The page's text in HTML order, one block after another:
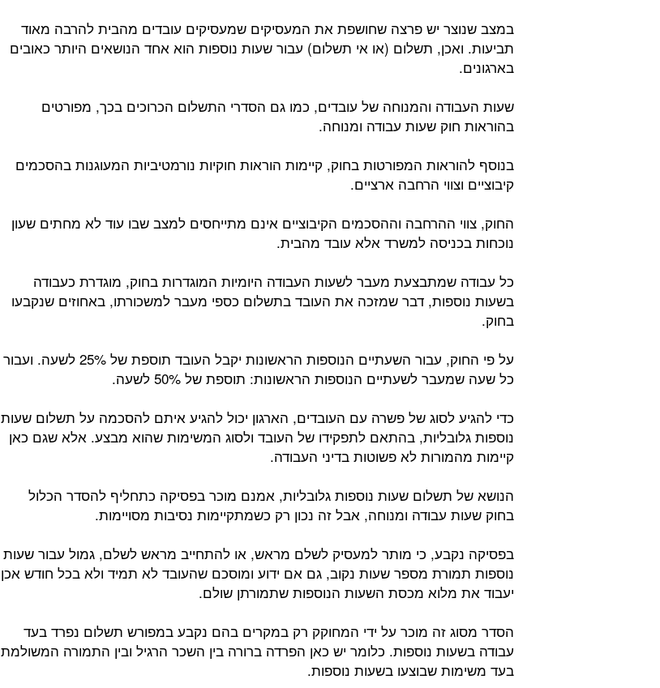
במצב שנוצר יש פרצה שחושפת את המעסיקים שמעסיקים עובדים מהבית להרבה מאוד
תביעות. ואכן, תשלום (או אי תשלום) עבור שעות נוספות הוא אחד הנושאים היותר כאובים
בארגונים.
שעות העבודה והמנוחה של עובדים, כמו גם הסדרי התשלום הכרוכים בכך, מפורטים
בהוראות חוק שעות עבודה ומנוחה.
בנוסף להוראות המפורטות בחוק, קיימות הוראות חוקיות נורמטיביות המעוגנות בהסכמים
קיבוציים וצווי הרחבה ארציים.
החוק, צווי ההרחבה וההסכמים הקיבוציים אינם מתייחסים למצב שבו עוד לא מחתים שעון
נוכחות בכניסה למשרד אלא עובד מהבית.
כל עבודה שמתבצעת מעבר לשעות העבודה היומיות המוגדרות בחוק, מוגדרת כעבודה
בשעות נוספות, דבר שמזכה את העובד בתשלום כספי מעבר למשכורתו, באחוזים שנקבעו
בחוק.
על פי החוק, עבור השעתיים הנוספות הראשונות יקבל העובד תוספת של 25% לשעה. ועבור
כל שעה שמעבר לשעתיים הנוספות הראשונות: תוספת של 50% לשעה.
כדי להגיע לסוג של פשרה עם העובדים, הארגון יכול להגיע איתם להסכמה על תשלום שעות
נוספות גלובליות, בהתאם לתפקידו של העובד ולסוג המשימות שהוא מבצע. אלא שגם כאן
קיימות מהמורות לא פשוטות בדיני העבודה.
הנושא של תשלום שעות נוספות גלובליות, אמנם מוכר בפסיקה כתחליף להסדר הכלול
בחוק שעות עבודה ומנוחה, אבל זה נכון רק כשמתקיימות נסיבות מסויימות.
בפסיקה נקבע, כי מותר למעסיק לשלם מראש, או להתחייב מראש לשלם, גמול עבור שעות
נוספות תמורת מספר שעות נקוב, גם אם ידוע ומוסכם שהעובד לא תמיד ולא בכל חודש אכן
יעבוד את מלוא מכסת השעות הנוספות שתמורתן שולם.
הסדר מסוג זה מוכר על ידי המחוקק רק במקרים בהם נקבע במפורש תשלום נפרד בעד
עבודה בשעות נוספות. כלומר יש כאן הפרדה ברורה בין השכר הרגיל ובין התמורה המשולמת
בעד משימות שבוצעו בשעות נוספות.